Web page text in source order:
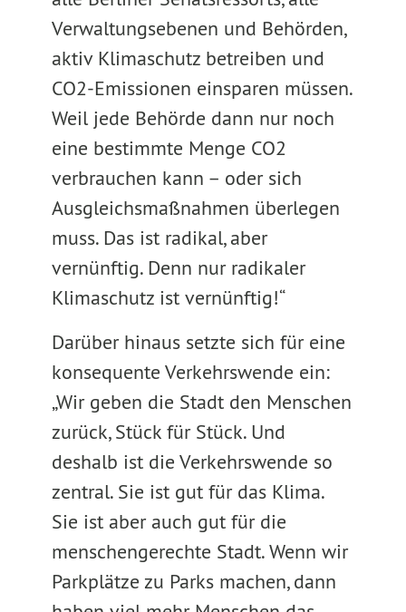
Verwaltungsebenen und Behörden,
aktiv Klimaschutz betreiben und
CO2-Emissionen einsparen müssen.
Weil jede Behörde dann nur noch
eine bestimmte Menge CO2
verbrauchen kann – oder sich
Ausgleichsmaßnahmen überlegen
muss. Das ist radikal, aber
vernünftig. Denn nur radikaler
Klimaschutz ist vernünftig!“
Darüber hinaus setzte sich für eine
konsequente Verkehrswende ein:
„Wir geben die Stadt den Menschen
zurück, Stück für Stück. Und
deshalb ist die Verkehrswende so
zentral. Sie ist gut für das Klima.
Sie ist aber auch gut für die
menschengerechte Stadt. Wenn wir
Parkplätze zu Parks machen, dann